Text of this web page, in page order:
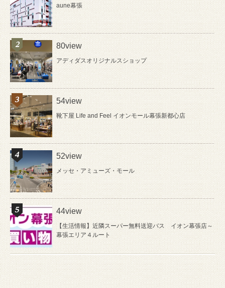
aune幕張
80view
アディダスオリジナルスショップ
54view
靴下屋 Life and Feel イオンモール幕張新都心店
52view
メッセ・アミューズ・モール
44view
【生活情報】近隣スーパー無料送迎バス イオン幕張店～
幕張エリア４ルート